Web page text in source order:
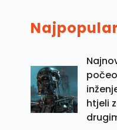
htjeli